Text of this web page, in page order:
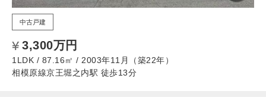
中古戸建
3,300万円
1LDK / 87.16㎡ / 2003年11月（築22年）
相模原線京王堀之内駅 徒歩13分